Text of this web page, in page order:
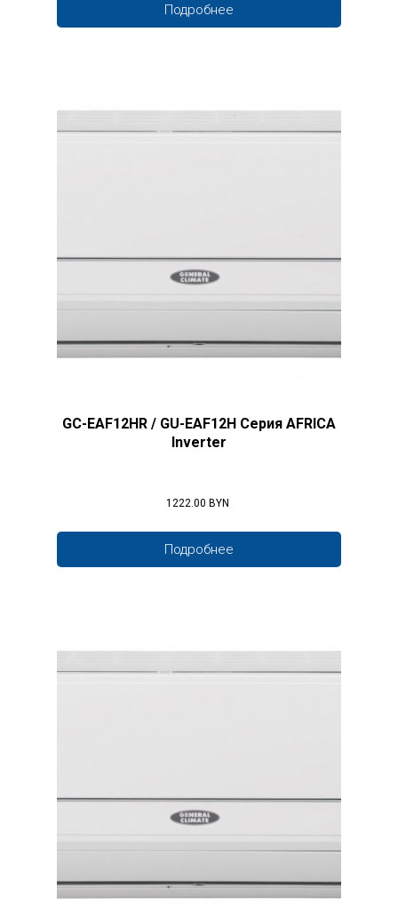
Подробнее
GC-EAF12HR / GU-EAF12H Серия AFRICA
Inverter
1222.00 BYN
Подробнее